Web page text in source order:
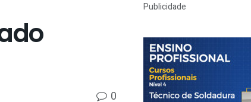
0
Publicidade